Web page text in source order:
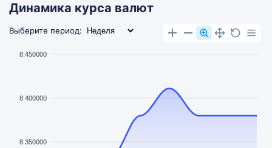
Динамика курса валют
Выберите период:
8.450000
8.400000
8.350000